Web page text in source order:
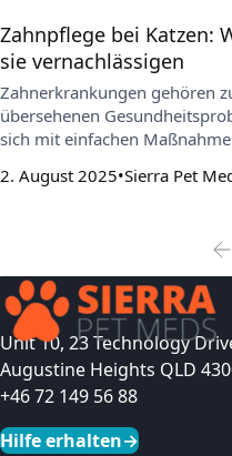
Zahnpflege bei Katzen:
sie vernachlässigen
Zahnerkrankungen gehören
übersehenen
sich mit einfachen
Artikel erklärt, warum
2. August 2025 Sierra Pet
Unit 10, 23 Technology
Augustine Heights QLD
+46 72 149 56 88
Hilfe erhalten→